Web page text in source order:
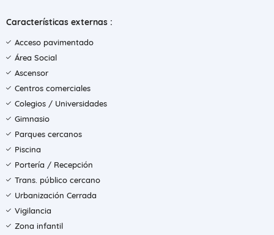
Características externas :
Acceso pavimentado
Área Social
Ascensor
Centros comerciales
Colegios / Universidades
Gimnasio
Parques cercanos
Piscina
Portería / Recepción
Trans. público cercano
Urbanización Cerrada
Vigilancia
Zona infantil